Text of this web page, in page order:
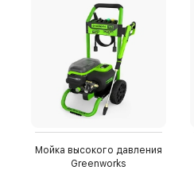
Мойка высокого давления
Greenworks